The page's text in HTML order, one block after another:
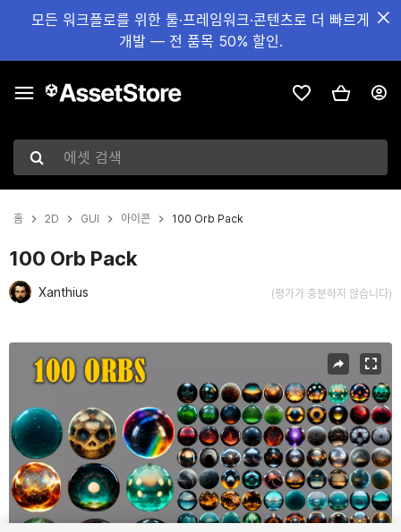
모든 워크플로를 위한 툴·프레임워크·콘텐츠로 더 빠르게
개발 — 전 품목 50% 할인.
에셋 검색
홈 2D GUI 아이콘 100 Orb Pack
100 Orb Pack
Xanthius (평가가 충분하지 않습니다)
현재 슬라이드: 1 / 2